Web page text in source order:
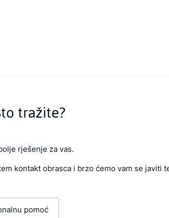
tražite?
rješenje za vas.
kontakt obrasca i brzo ćemo vam se javiti
pomoć